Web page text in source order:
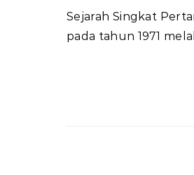
Sejarah Singkat Pertamina Pertamina adalah perusahaan energi milik negara Indonesia yang didirikan
pada tahun 1971